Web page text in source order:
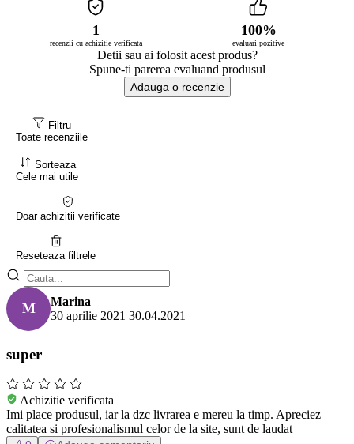
1
recenzii cu achizitie verificata
100%
evaluari pozitive
Detii sau ai folosit acest produs?
Spune-ti parerea evaluand produsul
Adauga o recenzie
Filtru
Toate recenziile
Sorteaza
Cele mai utile
Doar achizitii verificate
Reseteaza filtrele
M
Marina
30 aprilie 2021 30.04.2021
super
Achizitie verificata
Imi place produsul, iar la dzc livrarea e mereu la timp. Apreciez
calitatea si profesionalismul celor de la site, sunt de laudat